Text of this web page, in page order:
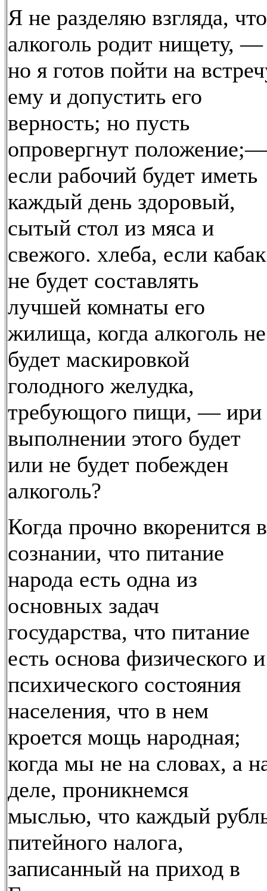
Я не разделяю взгляда, что
алкоголь родит нищету, —
но я готов пойти на
ему и допустить его
верность; но пусть
опровергнут положение;—
если рабочий будет иметь
каждый день здоровый,
сытый стол из мяса и
свежого. хлеба, если кабак
не будет составлять
лучшей комнаты его
жилища, когда алкоголь не
будет маскировкой
голодного желудка,
требующого пищи, — ири
выполнении этого будет
или не будет побежден
алкоголь?
Когда прочно вкоренится в
сознании, что питание
народа есть одна из
основных задач
государства, что питание
есть основа физического и
психического состояния
населения, что в нем
кроется мощь народная;
когда мы не на словах, а
деле, проникнемся
мыслью, что каждый
питейного налога,
записанный на приход в